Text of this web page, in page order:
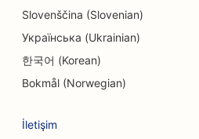
Facelift Hizmetleri için SEO
Aile Restoranları için SEO
Finansal Planlamacılar için SEO
Slovenščina (Slovenian)
Українська (Ukrainian)
한국어 (Korean)
Bokmål (Norwegian)
İletişim